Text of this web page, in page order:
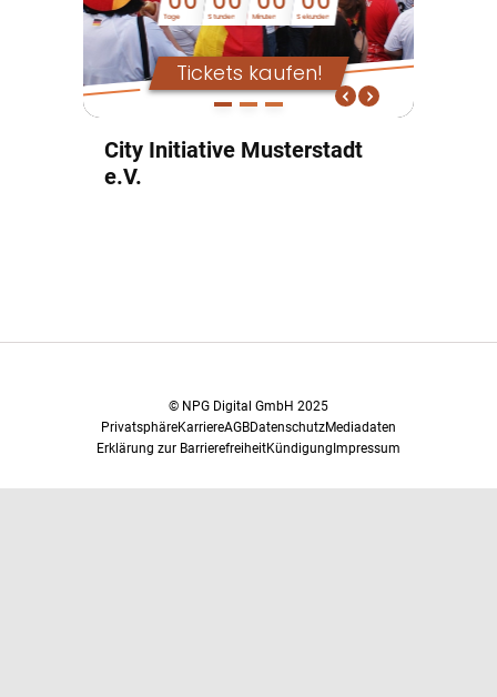
Tickets kaufen!
Tage Stunden Minuten Sekunden
City Initiative Musterstadt
e.V.
© NPG Digital GmbH 2025
PrivatsphäreKarriereAGBDatenschutzMediadaten
Erklärung zur BarrierefreiheitKündigung Impressum